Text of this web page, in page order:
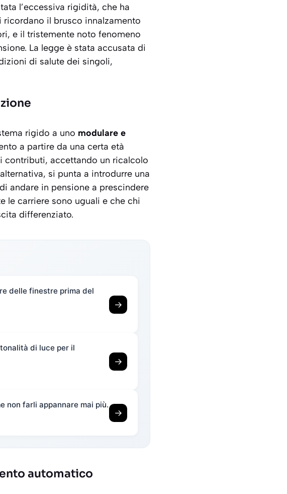
l’eccessiva rigidità, che ha
il brusco innalzamento
e il tristemente noto fenomeno
La legge è stata accusata di
di salute dei singoli,
rigido a uno modulare e
a partire da una certa età
contributi, accettando un ricalcolo
si punta a introdurre una
andare in pensione a prescindere
le carriere sono uguali e che chi
differenziato.
delle finestre prima del
→
di luce per il
→
non farli appannare mai più.
→
automatico